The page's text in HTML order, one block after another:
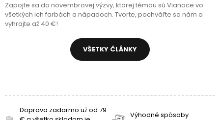
Zapojte sa do novembrovej výzvy, ktorej témou sú Vianoce vo
všetkých ich farbách a nápadoch. Tvorte, pochváľte sa nám a
vyhrajte až 40 €!
VŠETKY ČLÁNKY
Doprava zadarmo už od 79
Výhodné spôsoby